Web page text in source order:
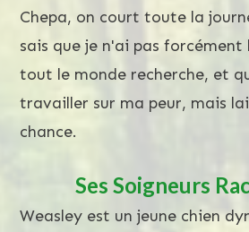
Chepa, on court toute la
sais que je n'ai pas forcément
tout le monde recherche, et
travailler sur ma peur, mais
chance.
Ses Soigneurs
Weasley est un jeune chien